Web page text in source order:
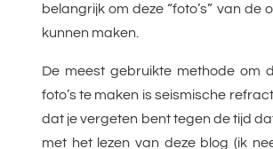
belangrijk om deze “foto’s” van de
kunnen maken.
De meest gebruikte methode om
foto’s te maken is seismische
dat je vergeten bent tegen de tijd
met het lezen van deze blog (ik